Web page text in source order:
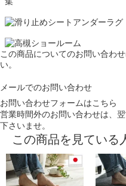
この商品についてのお問い合わ
い。
メールでのお問い合わせ
お問い合わせフォームはこちら
営業時間外のお問い合わせは、
下さいませ。
この商品を見ている